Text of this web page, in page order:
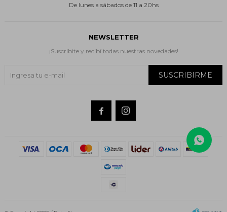
De lunes a sábados de 11 a 20hs
NEWSLETTER
¡Suscribite y recibí todas nuestras novedades!
SUSCRIBIRME
 